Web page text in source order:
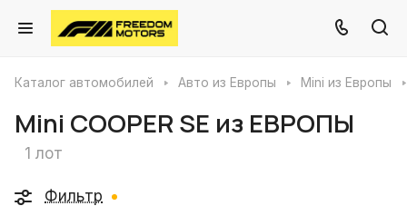
Каталог автомобилей Авто из Европы Mini из Европы
Mini COOPER SE из ЕВРОПЫ
1 лот
Фильтр